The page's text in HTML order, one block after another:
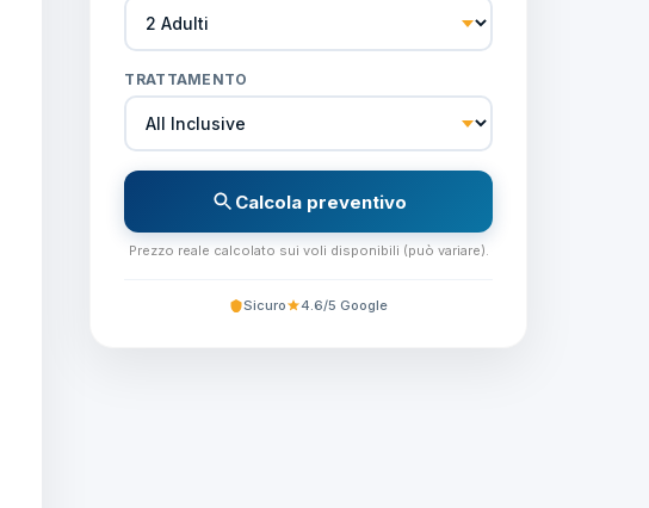
TRATTAMENTO
Calcola preventivo
Prezzo reale calcolato sui voli disponibili (può variare).
Sicuro 4.6/5 Google